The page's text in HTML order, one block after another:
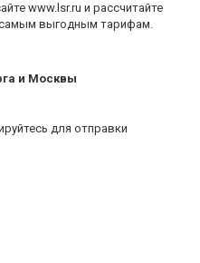
www.lsr.ru и рассчитайте
выгодным тарифам.
и Москвы
для отправки